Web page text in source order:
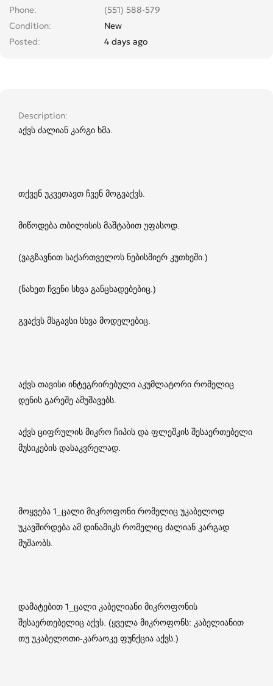
Phone
(551) 588-579
Condition
New
Posted
4 days ago
Description
აქვს ძალიან კარგი ხმა.
თქვენ უკვეთავთ ჩვენ მოგვაქვს.
მიწოდება თბილისის მაშტაბით უფასოდ.
(ვაგზავნით საქართველოს ნებისმიერ კუთხეში.)
(ნახეთ ჩვენი სხვა განცხადებებიც.)
გვაქვს მსგავსი სხვა მოდელებიც.
აქვს თავისი ინტეგრირებული აკუმლატორი რომელიც
დენის გარეშე ამუშავებს.
აქვს ციფრულის მიკრო ჩიპის და ფლეშკის შესაერთებელი
მუსიკების დასაკვრელად.
მოყვება 1_ცალი მიკროფონი რომელიც უკაბელოდ
უკავშირდება ამ დინამიკს რომელიც ძალიან კარგად
მუშაობს.
დამატებით 1_ცალი კაბელიანი მიკროფონის
შესაერთებელიც აქვს. (ყველა მიკროფონს: კაბელიანით
თუ უკაბელოთი-კარაოკე ფუნქცია აქვს.)